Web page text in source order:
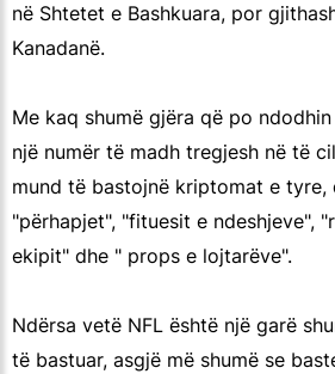
në Shtetet e Bashkuara, por
Kanadanë.
Me kaq shumë gjëra që po
një numër të madh tregjesh në të
mund të bastojnë kriptomat e tyre,
"përhapjet", "fituesit e ndeshjeve",
ekipit" dhe " props e lojtarëve".
Ndërsa vetë NFL është një garë
të bastuar, asgjë më shumë se